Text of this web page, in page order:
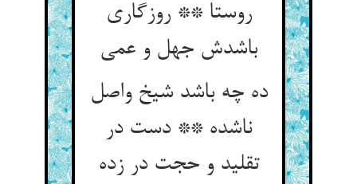
روستا ** روزگاری
باشدش جهل و عمی
ده چه باشد شیخ واصل
ناشده ** دست در
تقلید و حجت در زده